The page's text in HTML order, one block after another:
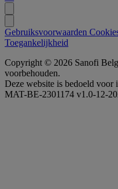
Gebruiksvoorwaarden
Toegankelijkheid
Copyright © 2026 Sanofi
voorbehouden.
Deze website is bedoeld voor
MAT-BE-2301174 v1.0-12-